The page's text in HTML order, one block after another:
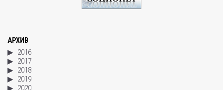
АРХИВ
2016
2017
2018
2019
2020